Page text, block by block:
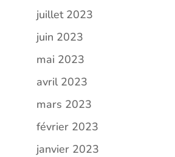
juillet 2023
juin 2023
mai 2023
avril 2023
mars 2023
février 2023
janvier 2023